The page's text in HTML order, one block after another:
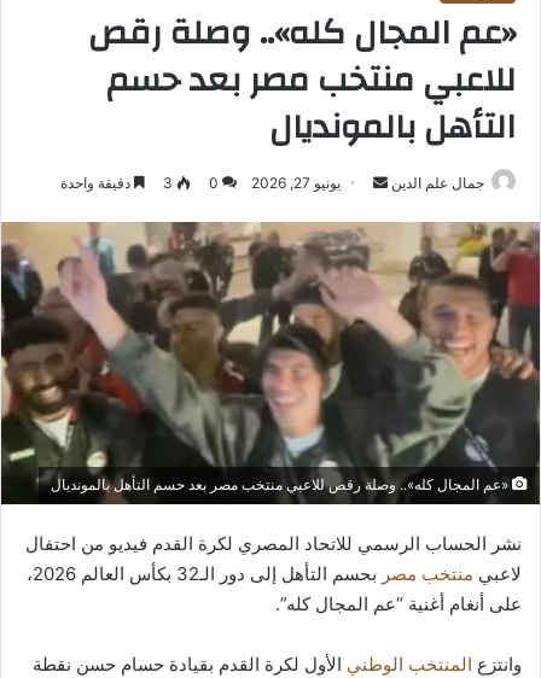
«عم المجال كله».. وصلة رقص
للاعبي منتخب مصر بعد حسم
التأهل بالمونديال
جمال علم الدين
أرسل
إلكترونيا
يونيو 27, 2026 0
3 دقيقة واحدة
«عم المجال كله».. وصلة رقص للاعبي منتخب مصر بعد حسم التأهل بالمونديال
نشر الحساب الرسمي للاتحاد المصري لكرة القدم فيديو من احتفال
لاعبي منتخب مصر
بحسم التأهل إلى دور الـ32 بكأس العالم 2026،
على أنغام أغنية “عم المجال كله”.
وانتزع المنتخب الوطني الأول لكرة القدم بقيادة حسام حسن نقطة